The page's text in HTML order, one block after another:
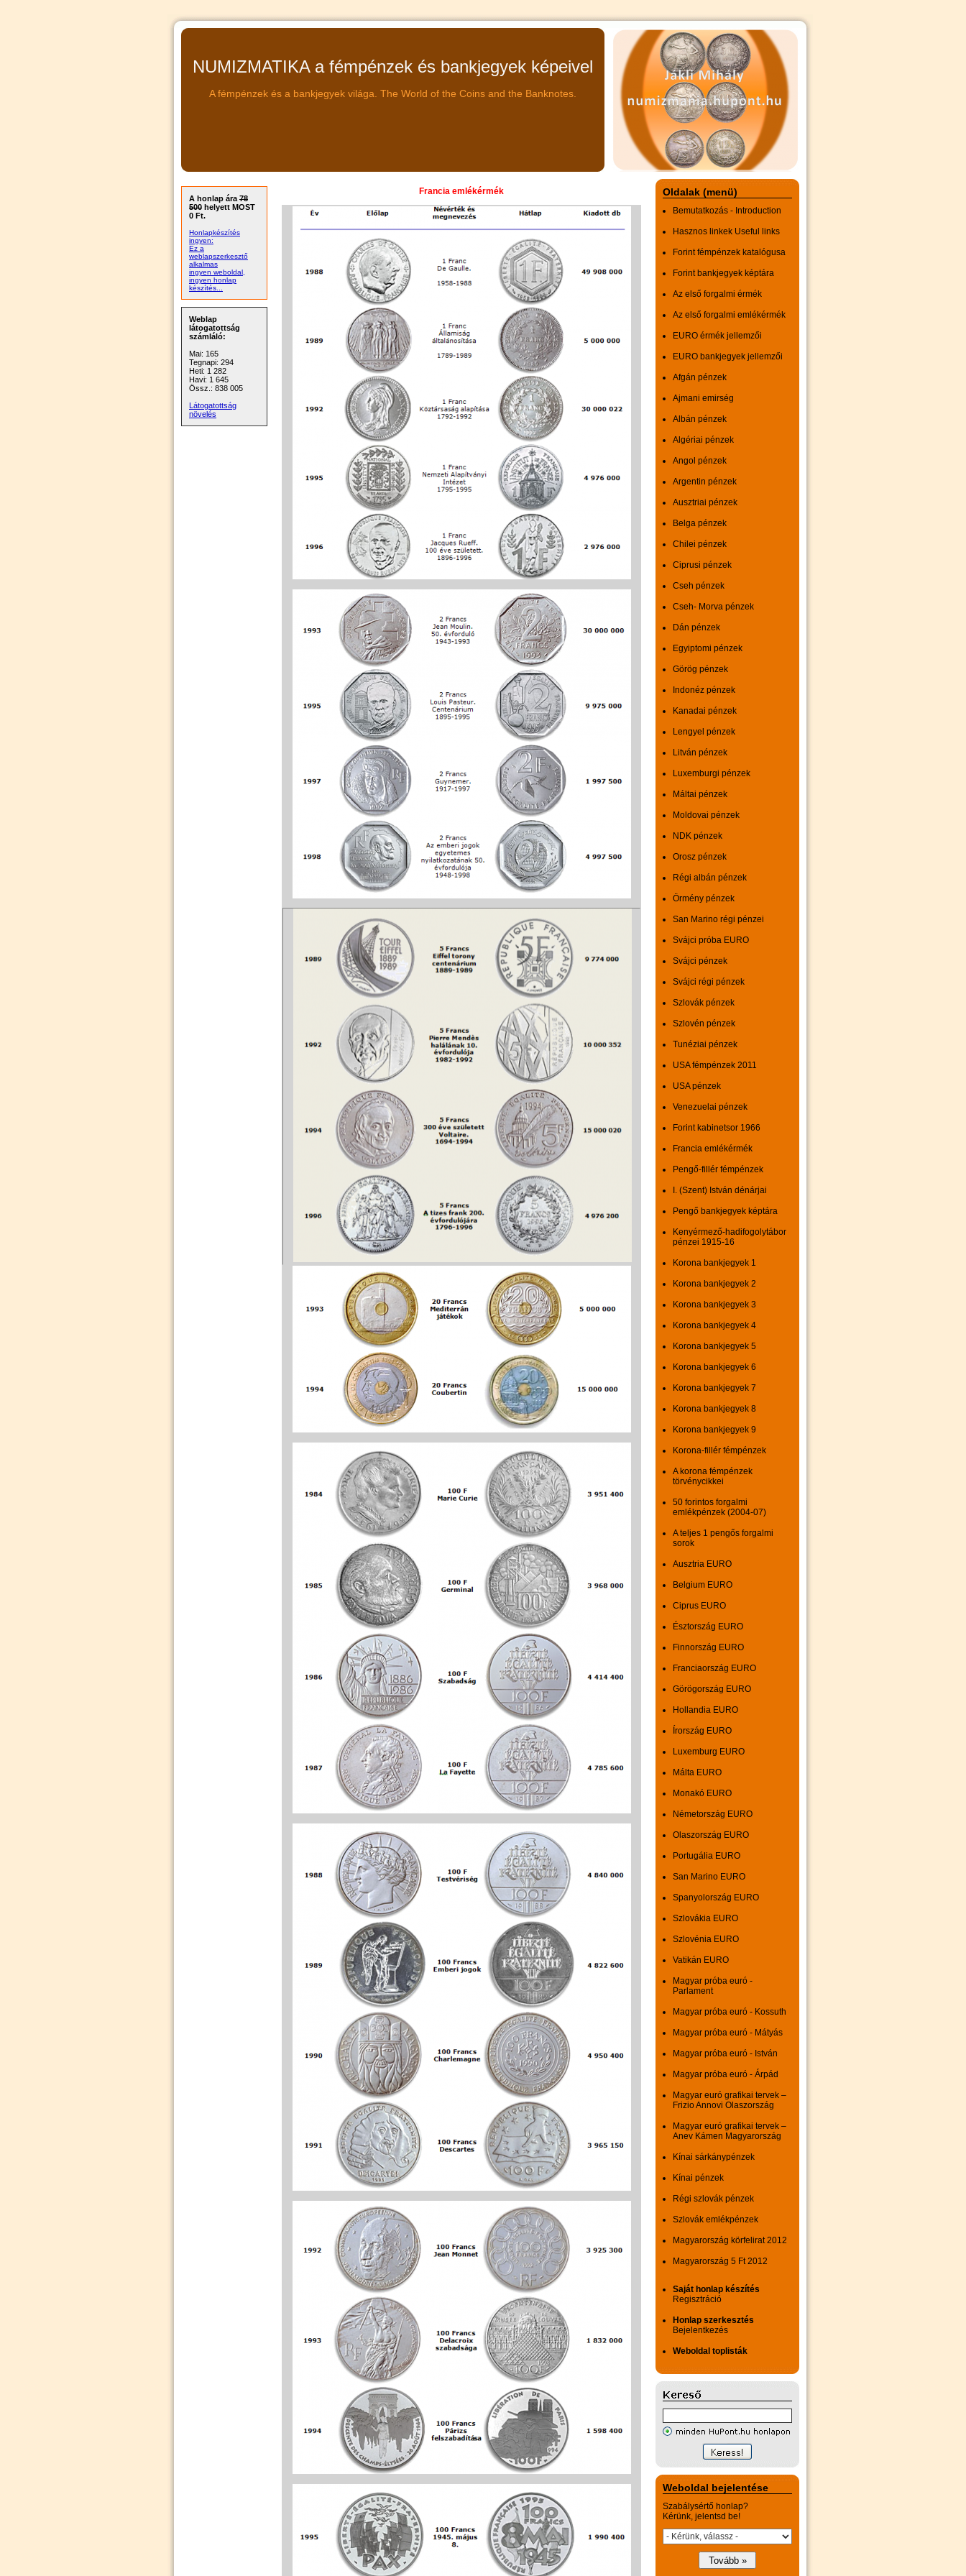
NUMIZMATIKA a fémpénzek és bankjegyek képeivel
A fémpénzek és a bankjegyek világa. The World of the Coins and the Banknotes.
Oldalak (menü)
Bemutatkozás - Introduction
Hasznos linkek Useful links
Forint fémpénzek katalógusa
Forint bankjegyek képtára
Az első forgalmi érmék
Az első forgalmi emlékérmék
EURO érmék jellemzői
EURO bankjegyek jellemzői
Afgán pénzek
Ajmani emirség
Albán pénzek
Algériai pénzek
Angol pénzek
Argentin pénzek
Ausztriai pénzek
Belga pénzek
Chilei pénzek
Ciprusi pénzek
Cseh pénzek
Cseh- Morva pénzek
Dán pénzek
Egyiptomi pénzek
Görög pénzek
Indonéz pénzek
Kanadai pénzek
Lengyel pénzek
Litván pénzek
Luxemburgi pénzek
Máltai pénzek
Moldovai pénzek
NDK pénzek
Orosz pénzek
Régi albán pénzek
Örmény pénzek
San Marino régi pénzei
Svájci próba EURO
Svájci pénzek
Svájci régi pénzek
Szlovák pénzek
Szlovén pénzek
Tunéziai pénzek
USA fémpénzek 2011
USA pénzek
Venezuelai pénzek
Forint kabinetsor 1966
Francia emlékérmék
Pengő-fillér fémpénzek
I. (Szent) István dénárjai
Pengő bankjegyek képtára
Kenyérmező-hadifogolytábor
pénzei 1915-16
Korona bankjegyek 1
Korona bankjegyek 2
Korona bankjegyek 3
Korona bankjegyek 4
Korona bankjegyek 5
Korona bankjegyek 6
Korona bankjegyek 7
Korona bankjegyek 8
Korona bankjegyek 9
Korona-fillér fémpénzek
A korona fémpénzek
törvénycikkei
50 forintos forgalmi
emlékpénzek (2004-07)
A teljes 1 pengős forgalmi
sorok
Ausztria EURO
Belgium EURO
Ciprus EURO
Észtország EURO
Finnország EURO
Franciaország EURO
Görögország EURO
Hollandia EURO
Írország EURO
Luxemburg EURO
Málta EURO
Monakó EURO
Németország EURO
Olaszország EURO
Portugália EURO
San Marino EURO
Spanyolország EURO
Szlovákia EURO
Szlovénia EURO
Vatikán EURO
Magyar próba euró -
Parlament
Magyar próba euró - Kossuth
Magyar próba euró - Mátyás
Magyar próba euró - István
Magyar próba euró - Árpád
Magyar euró grafikai tervek –
Frizio Annovi Olaszország
Magyar euró grafikai tervek –
Anev Kámen Magyarország
Kínai sárkánypénzek
Kínai pénzek
Régi szlovák pénzek
Szlovák emlékpénzek
Magyarország körfelirat 2012
Magyarország 5 Ft 2012
Saját honlap készítés
Regisztráció
Honlap szerkesztés
Bejelentkezés
Weboldal toplisták
Weboldal bejelentése
Szabálysértő honlap?
Kérünk, jelentsd be!
Francia emlékérmék
A honlap ára 78
500 helyett MOST
0 Ft.
Honlapkészítés
ingyen:
Ez a
weblapszerkesztő
alkalmas
ingyen weboldal,
ingyen honlap
készítés...
Weblap
látogatottság
számláló:
Mai: 165
Tegnapi: 294
Heti: 1 282
Havi: 1 645
Össz.: 838 005
Látogatottság
növelés